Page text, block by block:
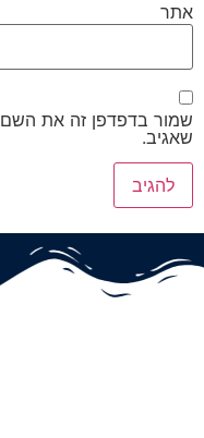
אתר
שמור בדפדפן זה את
שאגיב.